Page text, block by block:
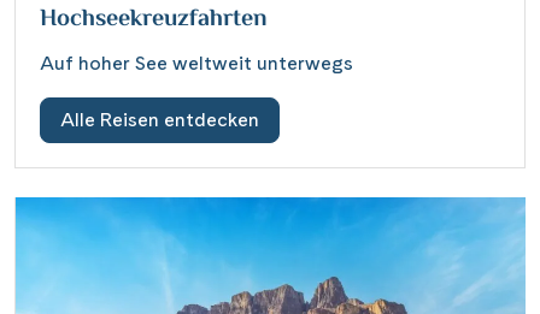
Hochseekreuzfahrten
Auf hoher See weltweit unterwegs
Alle Reisen entdecken